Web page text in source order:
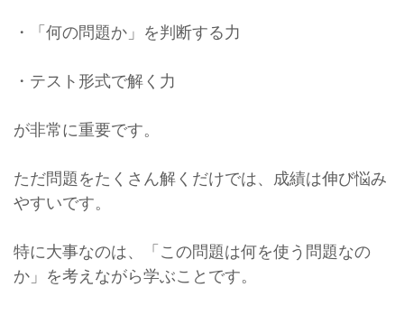
・「何の問題か」を判断する力
・テスト形式で解く力
が非常に重要です。
ただ問題をたくさん解くだけでは、成績は伸び悩み
やすいです。
特に大事なのは、「この問題は何を使う問題なの
か」を考えながら学ぶことです。